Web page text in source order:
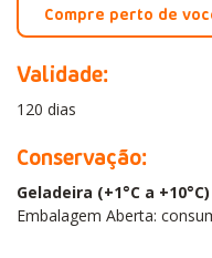
Compre perto de
Validade:
120 dias
Conservação:
Geladeira (+1°C a +10°C)
Embalagem Aberta: